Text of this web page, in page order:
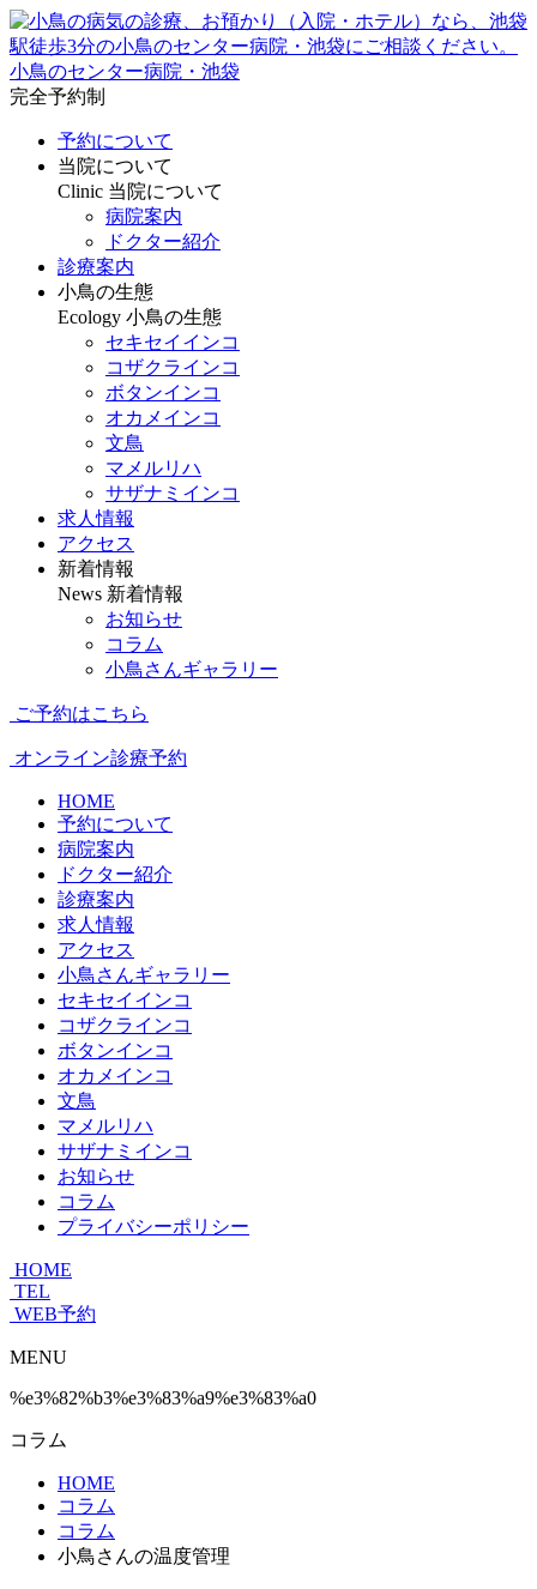
小鳥のセンター病院・池袋
完全予約制
予約について
当院について
Clinic 当院について
病院案内
ドクター紹介
診療案内
小鳥の生態
Ecology 小鳥の生態
セキセイインコ
コザクラインコ
ボタンインコ
オカメインコ
文鳥
マメルリハ
サザナミインコ
求人情報
アクセス
新着情報
News 新着情報
お知らせ
コラム
小鳥さんギャラリー
ご予約はこちら
オンライン診療予約
HOME
予約について
病院案内
ドクター紹介
診療案内
求人情報
アクセス
小鳥さんギャラリー
セキセイインコ
コザクラインコ
ボタンインコ
オカメインコ
文鳥
マメルリハ
サザナミインコ
お知らせ
コラム
プライバシーポリシー
HOME
TEL
WEB予約
MENU
%e3%82%b3%e3%83%a9%e3%83%a0
コラム
HOME
コラム
コラム
小鳥さんの温度管理